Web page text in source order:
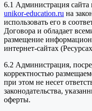
6.1 Администрация сайта
unikor-education.ru на
использовать его в
Договора и обладает
размещение
интернет-сайтах
6.2 Администрация,
корректностью
при этом не несет
законодательства,
оферты.